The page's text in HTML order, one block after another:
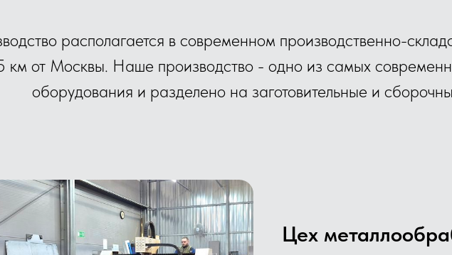
располагается в современном производственно-
км от Москвы. Наше производство - одно из самых
оборудования и разделено на заготовительные и
Цех